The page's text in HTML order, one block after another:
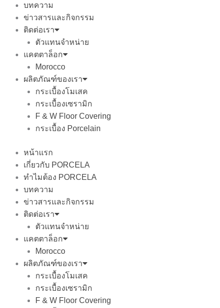
บทความ
ข่าวสารและกิจกรรม
ติดต่อเรา
ตัวแทนจำหน่าย
แคตตาล็อก
Morocco
ผลิตภัณฑ์ของเรา
กระเบื้องโมเสค
กระเบื้องเซรามิก
F & W Floor Covering
กระเบื้อง Porcelain
หน้าแรก
เกี่ยวกับ PORCELA
ทำไมต้อง PORCELA
บทความ
ข่าวสารและกิจกรรม
ติดต่อเรา
ตัวแทนจำหน่าย
แคตตาล็อก
Morocco
ผลิตภัณฑ์ของเรา
กระเบื้องโมเสค
กระเบื้องเซรามิก
F & W Floor Covering